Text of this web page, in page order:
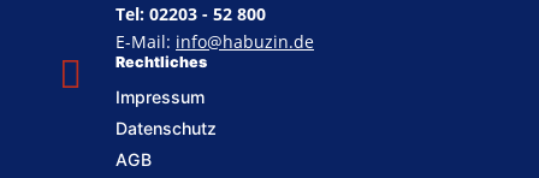
 Rechtliches
Impressum
Datenschutz
AGB
Tel: 02203 - 52 800
E-Mail: info@habuzin.de